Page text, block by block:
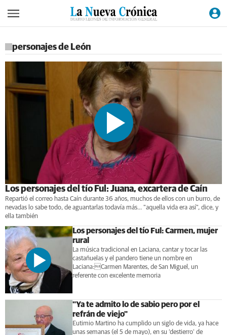
personajes de León
Los personajes del tío Ful: Juana, excartera de Caín
Repartió el correo hasta Caín durante 36 años, muchos de ellos con un burro, de
nevadas lo sabe todo, de aguantarlas todavía más... "aquella vida era así", dice, y
ella también
Los personajes del tío Ful: Carmen, mujer
rural
La música tradicional en Laciana, cantar y tocar las
castañuelas y el pandero tiene un nombre en
Laciana:Carmen Marentes, de San Miguel, un
referente con excelente memoria
"Ya te admito lo de sabio pero por el
refrán de viejo"
Eutimio Martino ha cumplido un siglo de vida, ya hace
unas semanas (el 5 de mayo), en su ‘destierro’ de